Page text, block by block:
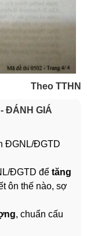
Theo TTHN
ĐÁNH GIÁ
ĐGNL/ĐGTD
ĐGTD để tăng
ôn thế nào, sợ
, chuẩn cấu